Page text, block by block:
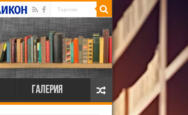
Галерия